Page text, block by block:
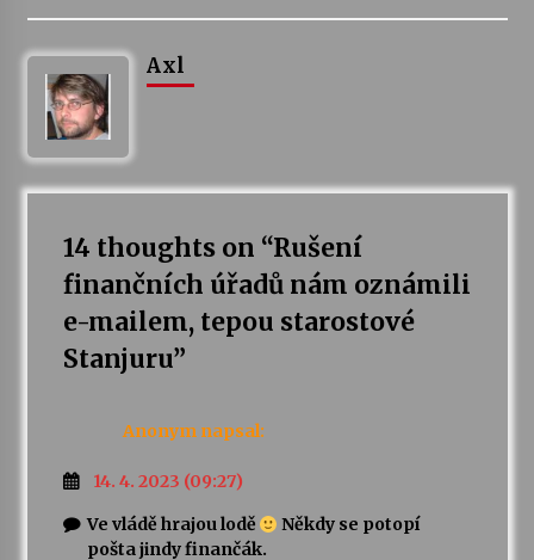
Axl
14 thoughts on “Rušení
finančních úřadů nám oznámili
e-mailem, tepou starostové
Stanjuru”
Anonym napsal:
14. 4. 2023 (09:27)
Ve vládě hrajou lodě
Někdy se potopí
pošta jindy finančák.